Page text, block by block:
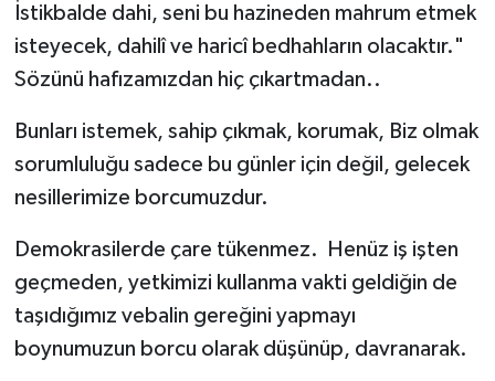
İstikbalde dahi, seni bu hazineden mahrum etmek
isteyecek, dahilî ve haricî bedhahların olacaktır."
Sözünü hafızamızdan hiç çıkartmadan..
Bunları istemek, sahip çıkmak, korumak, Biz olmak
sorumluluğu sadece bu günler için değil, gelecek
nesillerimize borcumuzdur.
Demokrasilerde çare tükenmez. Henüz iş işten
geçmeden, yetkimizi kullanma vakti geldiğin de
taşıdığımız vebalin gereğini yapmayı
boynumuzun borcu olarak düşünüp, davranarak.